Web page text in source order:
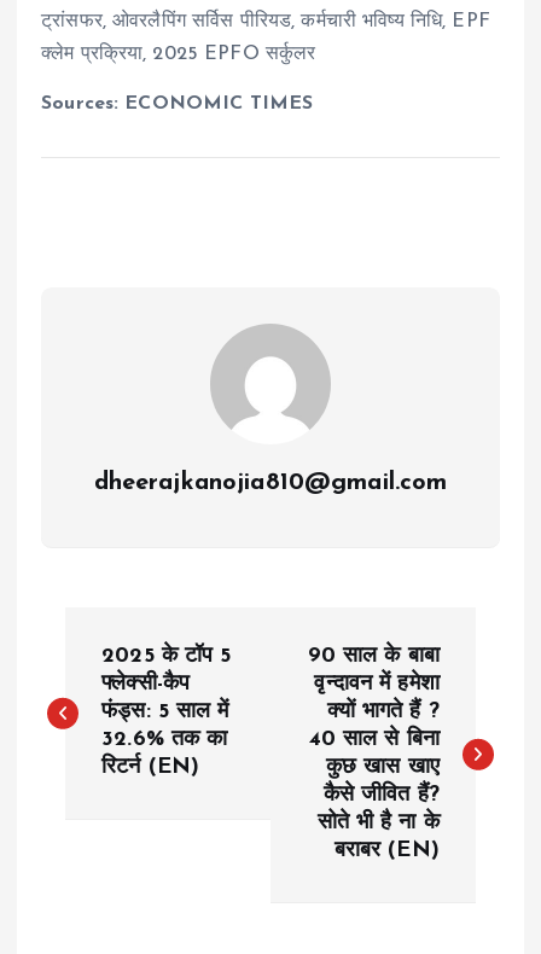
ट्रांसफर, ओवरलैपिंग सर्विस पीरियड, कर्मचारी भविष्य निधि, EPF
क्लेम प्रक्रिया, 2025 EPFO सर्कुलर
Sources: ECONOMIC TIMES
dheerajkanojia810@gmail.com
o
2025 के टॉप 5
फ्लेक्सी-कैप
फंड्स: 5 साल में
32.6% तक का
रिटर्न (EN)
90 साल के बाबा
वृन्दावन में हमेशा
क्यों भागते हैं ?
40 साल से बिना
कुछ खास खाए
कैसे जीवित हैं?
सोते भी है ना के
बराबर (EN)